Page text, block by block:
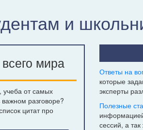
и
мира
учеба от самых
разговоре?
цитат про
Ответы на
которые
эксперты
Полезные
сессий, а